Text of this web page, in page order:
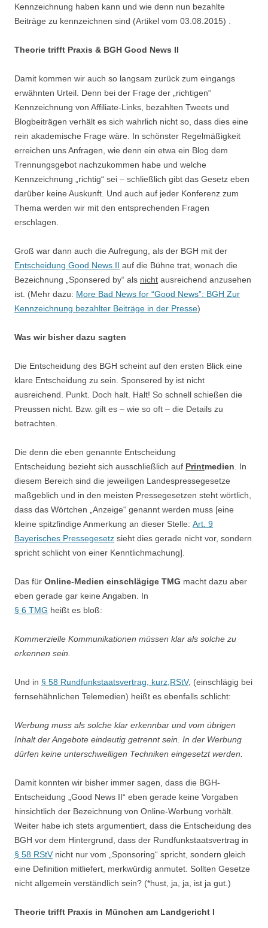
Kennzeichnung haben kann und wie denn nun bezahlte
Beiträge zu kennzeichnen sind (Artikel vom 03.08.2015) .
Theorie trifft Praxis & BGH Good News II
Damit kommen wir auch so langsam zurück zum eingangs
erwähnten Urteil. Denn bei der Frage der „richtigen“
Kennzeichnung von Affiliate-Links, bezahlten Tweets und
Blogbeiträgen verhält es sich wahrlich nicht so, dass dies eine
rein akademische Frage wäre. In schönster Regelmäßigkeit
erreichen uns Anfragen, wie denn ein etwa ein Blog dem
Trennungsgebot nachzukommen habe und welche
Kennzeichnung „richtig“ sei – schließlich gibt das Gesetz eben
darüber keine Auskunft. Und auch auf jeder Konferenz zum
Thema werden wir mit den entsprechenden Fragen
erschlagen.
Groß war dann auch die Aufregung, als der BGH mit der
Entscheidung Good News II auf die Bühne trat, wonach die
Bezeichnung „Sponsered by“ als nicht ausreichend anzusehen
ist. (Mehr dazu: More Bad News for “Good News”: BGH Zur
Kennzeichnung bezahlter Beiträge in der Presse)
Was wir bisher dazu sagten
Die Entscheidung des BGH scheint auf den ersten Blick eine
klare Entscheidung zu sein. Sponsered by ist nicht
ausreichend. Punkt. Doch halt. Halt! So schnell schießen die
Preussen nicht. Bzw. gilt es – wie so oft – die Details zu
betrachten.
Die denn die eben genannte Entscheidung
Entscheidung bezieht sich ausschließlich auf Printmedien . In
diesem Bereich sind die jeweiligen Landespressegesetze
maßgeblich und in den meisten Pressegesetzen steht wörtlich,
dass das Wörtchen „Anzeige“ genannt werden muss [eine
kleine spitzfindige Anmerkung an dieser Stelle: Art. 9
Bayerisches Pressegesetz sieht dies gerade nicht vor, sondern
spricht schlicht von einer Kenntlichmachung].
Das für Online-Medien einschlägige TMG macht dazu aber
eben gerade gar keine Angaben. In
§ 6 TMG heißt es bloß:
Kommerzielle Kommunikationen müssen klar als solche zu
erkennen sein.
Und in § 58 Rundfunkstaatsvertrag, kurz,RStV, (einschlägig bei
fernsehähnlichen Telemedien) heißt es ebenfalls schlicht:
Werbung muss als solche klar erkennbar und vom übrigen
Inhalt der Angebote eindeutig getrennt sein. In der Werbung
dürfen keine unterschwelligen Techniken eingesetzt werden.
Damit konnten wir bisher immer sagen, dass die BGH-
Entscheidung „Good News II“ eben gerade keine Vorgaben
hinsichtlich der Bezeichnung von Online-Werbung vorhält.
Weiter habe ich stets argumentiert, dass die Entscheidung des
BGH vor dem Hintergrund, dass der Rundfunkstaatsvertrag in
§ 58 RStV nicht nur vom „Sponsoring“ spricht, sondern gleich
eine Definition mitliefert, merkwürdig anmutet. Sollten Gesetze
nicht allgemein verständlich sein? (*hust, ja, ja, ist ja gut.)
Theorie trifft Praxis in München am Landgericht I